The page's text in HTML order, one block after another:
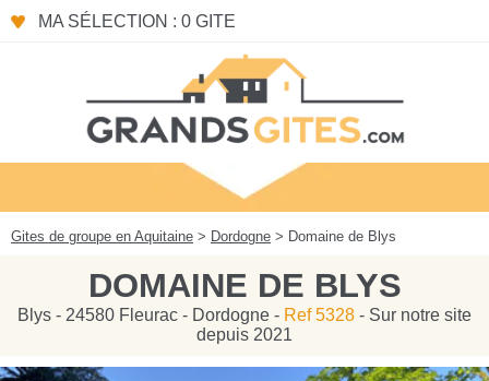
MA SÉLECTION : 0 GITE
Gites de groupe en Aquitaine > Dordogne > Domaine de Blys
DOMAINE DE BLYS
Blys - 24580 Fleurac - Dordogne - Ref 5328 - Sur notre site
depuis 2021
Panneau de gestion des cookies